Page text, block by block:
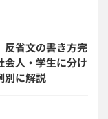
反省文の書き方完
会人・学生に分け
別に解説